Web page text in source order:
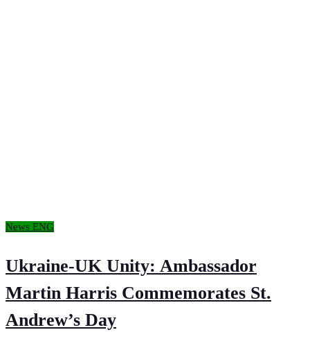
News ENG
Ukraine-UK Unity: Ambassador
Martin Harris Commemorates St.
Andrew’s Day